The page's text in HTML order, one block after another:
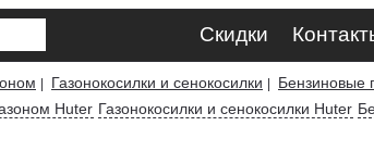
Скидки
Газонокосилки и сенокосилки Бензиновые
Huter Газонокосилки и сенокосилки Huter